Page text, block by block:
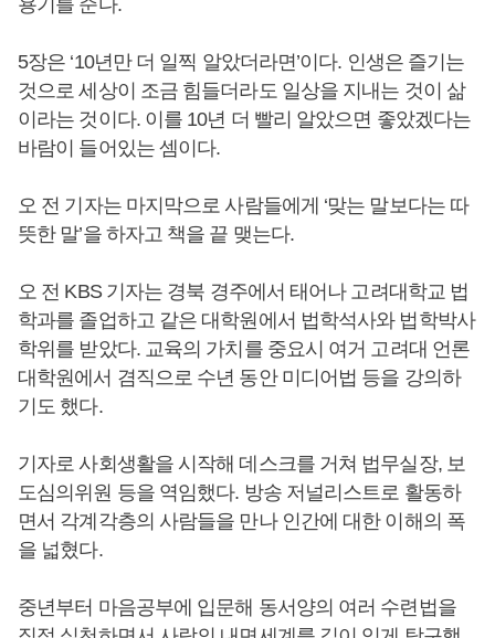
용기를 준다.
5장은 ‘10년만 더 일찍 알았더라면’이다. 인생은 즐기는
것으로 세상이 조금 힘들더라도 일상을 지내는 것이 삶
이라는 것이다. 이를 10년 더 빨리 알았으면 좋았겠다는
바람이 들어있는 셈이다.
오 전 기자는 마지막으로 사람들에게 ‘맞는 말보다는 따
뜻한 말’을 하자고 책을 끝 맺는다.
오 전 KBS 기자는 경북 경주에서 태어나 고려대학교 법
학과를 졸업하고 같은 대학원에서 법학석사와 법학박사
학위를 받았다. 교육의 가치를 중요시 여거 고려대 언론
대학원에서 겸직으로 수년 동안 미디어법 등을 강의하
기도 했다.
기자로 사회생활을 시작해 데스크를 거쳐 법무실장, 보
도심의위원 등을 역임했다. 방송 저널리스트로 활동하
면서 각계각층의 사람들을 만나 인간에 대한 이해의 폭
을 넓혔다.
중년부터 마음공부에 입문해 동서양의 여러 수련법을